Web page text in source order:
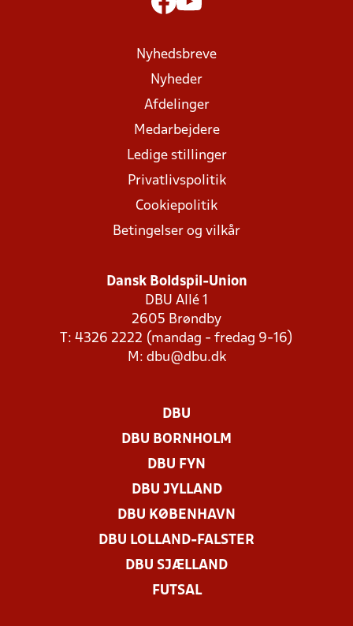
Nyhedsbreve
Nyheder
Afdelinger
Medarbejdere
Ledige stillinger
Privatlivspolitik
Cookiepolitik
Betingelser og vilkår
Dansk Boldspil-Union
DBU Allé 1
2605 Brøndby
T: 4326 2222 (mandag - fredag 9-16)
M: dbu@dbu.dk
DBU
DBU BORNHOLM
DBU FYN
DBU JYLLAND
DBU KØBENHAVN
DBU LOLLAND-FALSTER
DBU SJÆLLAND
FUTSAL